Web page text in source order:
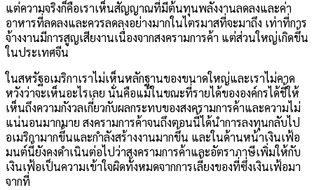
แต่ความจริงก็คือเราเห็นสัญญาณที่มีต้นทุนพลังงานลดลงและค่า
อาหารที่ลดลงและควรลดลงอย่างมากในไตรมาสที่จะมาถึง เท่าที่การ
จ้างงานมีการสูญเสียงานเนื่องจากสงครามการค้า แต่ส่วนใหญ่เกิดขึ้น
ในประเทศจีน
ในสหรัฐอเมริกาเราไม่เห็นหลักฐานของขนาดใหญ่และเราไม่คาด
หวังว่าจะเห็นอะไรเลย นั่นคือแม้ในขณะที่รายได้ขององค์กรได้ชี้ให้
เห็นถึงความกังวลเกี่ยวกับผลกระทบของสงครามการค้าและความไม่
แน่นอนมากมาย สงครามการค้าจนถึงตอนนี้ได้นำการลงทุนกลับไป
อเมริกามากขึ้นและกำลังสร้างงานมากขึ้น และในด้านหน้าเงินเฟ้อ
มนต์นี้ยังคงดำเนินต่อไปว่าสงครามการค้าและอัตราภาษีเพิ่มให้กับ
เงินเฟ้อเป็นความเข้าใจผิดทั้งหมดจากการเลี้ยงของที่ซึ่งเงินเฟ้อมา
จากที่